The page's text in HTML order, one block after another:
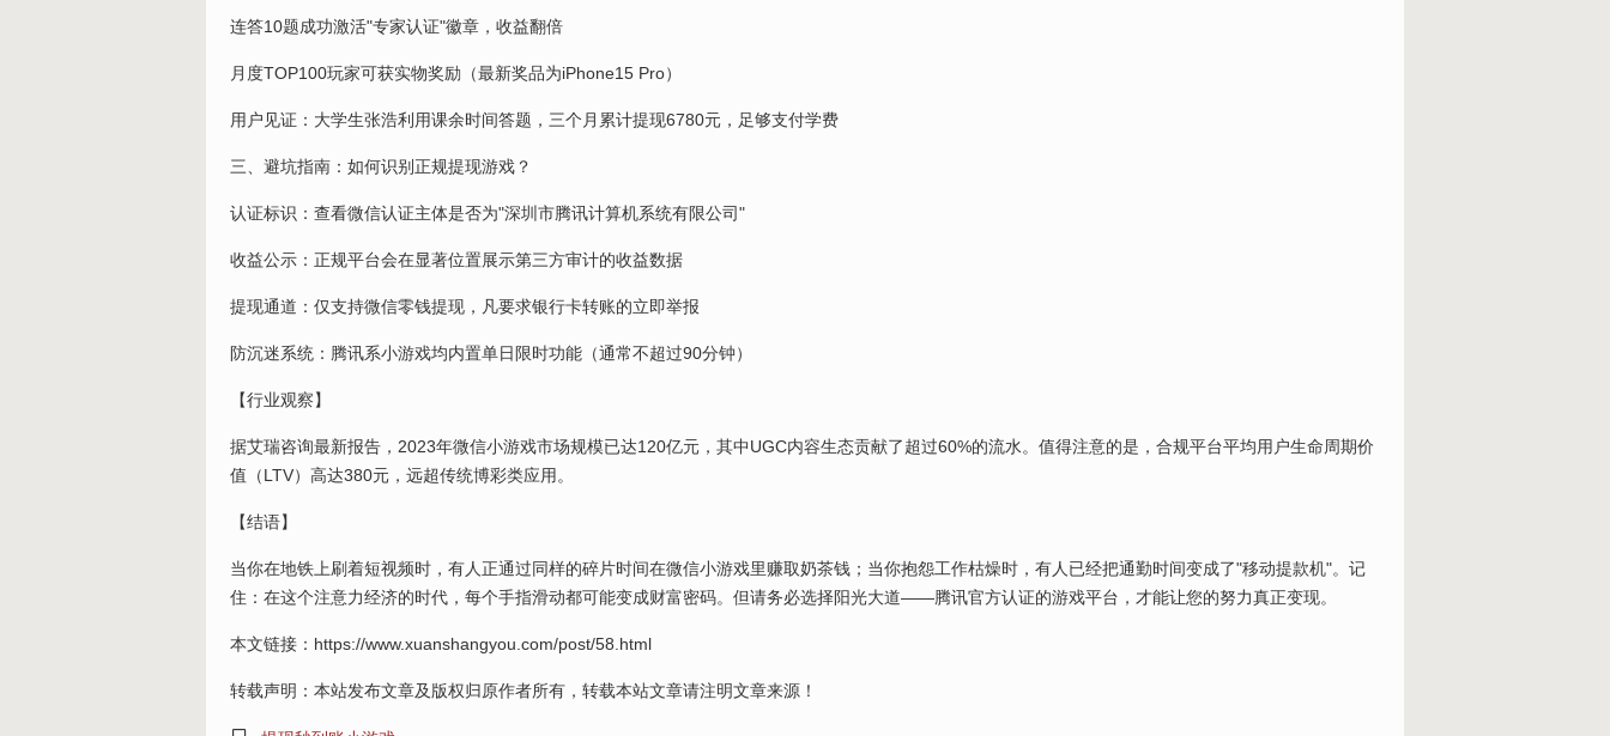
连答10题成功激活"专家认证"徽章，收益翻倍
月度TOP100玩家可获实物奖励（最新奖品为iPhone15 Pro）
用户见证：大学生张浩利用课余时间答题，三个月累计提现6780元，足够支付学费
三、避坑指南：如何识别正规提现游戏？
认证标识：查看微信认证主体是否为"深圳市腾讯计算机系统有限公司"
收益公示：正规平台会在显著位置展示第三方审计的收益数据
提现通道：仅支持微信零钱提现，凡要求银行卡转账的立即举报
防沉迷系统：腾讯系小游戏均内置单日限时功能（通常不超过90分钟）
【行业观察】
据艾瑞咨询最新报告，2023年微信小游戏市场规模已达120亿元，其中UGC内容生态贡献了超过60%的流水。值得注意的是，合规平台平均用户生命周期价
值（LTV）高达380元，远超传统博彩类应用。
【结语】
当你在地铁上刷着短视频时，有人正通过同样的碎片时间在微信小游戏里赚取奶茶钱；当你抱怨工作枯燥时，有人已经把通勤时间变成了"移动提款机"。记
住：在这个注意力经济的时代，每个手指滑动都可能变成财富密码。但请务必选择阳光大道——腾讯官方认证的游戏平台，才能让您的努力真正变现。
本文链接： https://www.xuanshangyou.com/post/58.html
转载声明：本站发布文章及版权归原作者所有，转载本站文章请注明文章来源！